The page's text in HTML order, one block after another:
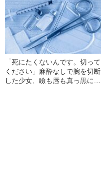
「死にたくないんです。切って
ください」麻酔なしで腕を切断
した少女、瞼も唇も真っ黒に腫